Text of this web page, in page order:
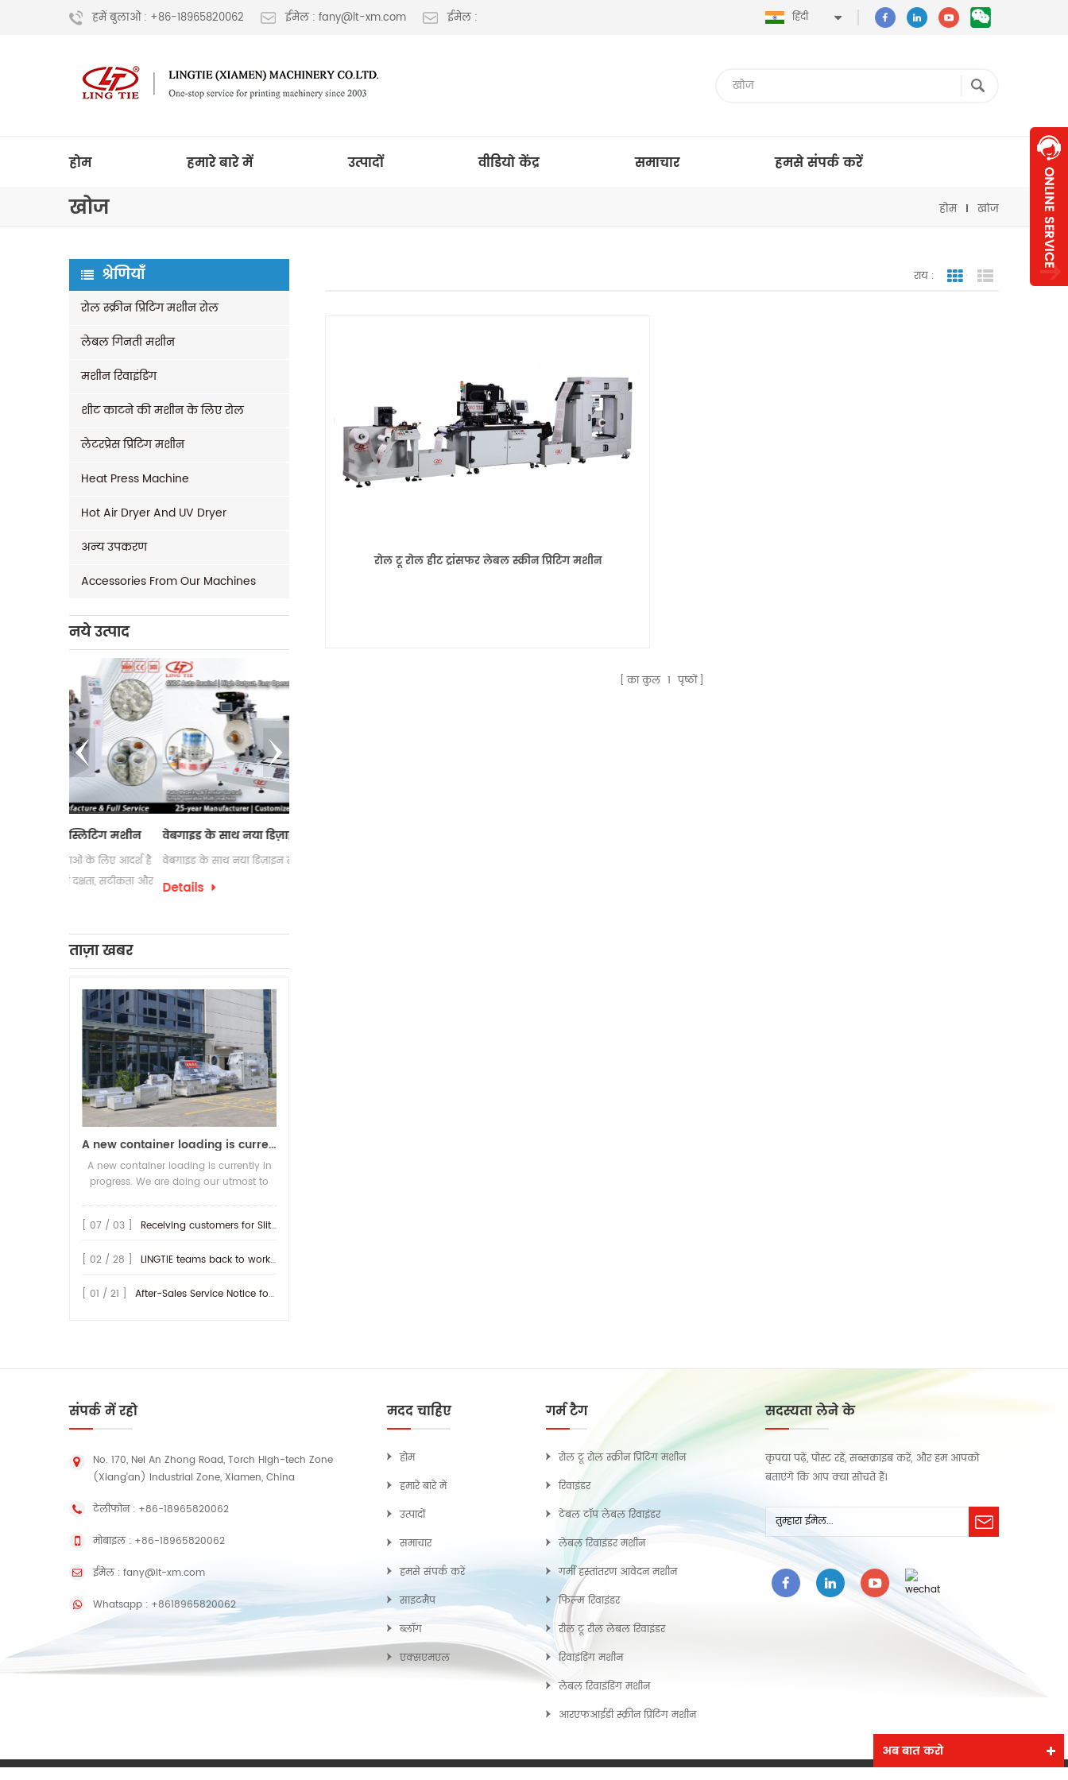
हमें बुलाओ : +86-18965820062 ईमेल : fany@lt-xm.com ईमेल : हिंदी
होम हमारे बारे में उत्पादों वीडियो केंद्र समाचार हमसे संपर्क करें
खोज होम खोज
श्रेणियाँ
रोल स्क्रीन प्रिंटिंग मशीन रोल
लेबल गिनती मशीन
मशीन रिवाइंडिंग
शीट काटने की मशीन के लिए रोल
लेटरप्रेस प्रिंटिंग मशीन
Heat Press Machine
Hot Air Dryer And UV Dryer
अन्य उपकरण
Accessories From Our Machines
नये उत्पाद
सटीकता और
वेबगाइड के साथ नया डिज़ाइन लेबल काउंटर
वेबगाइड के साथ नया डिज़ाइन लेबल काउंटर
Details
ताज़ा खबर
A new container loading is currently in progress.
A new container loading is currently in
progress. We are doing our utmost to
earliest possible time.
[ 07 / 03 ] Receiving customers for Slitting machine with differential Slip Shaft
[ 02 / 28 ] LINGTIE teams back to work at Feb.25th.
[ 01 / 21 ] After-Sales Service Notice for Turkey Region
राय : जाली देखनासूची दृश्य
रोल टू रोल हीट ट्रांसफर लेबल स्क्रीन प्रिंटिंग मशीन
का कुल 1 पृष्ठों
संपर्क में रहो
No. 170, Nei An Zhong Road, Torch High-tech Zone
(Xiang'an) Industrial Zone, Xiamen, China
टेलीफोन : +86-18965820062
मोबाइल : +86-18965820062
ईमेल : fany@lt-xm.com
Whatsapp : +8618965820062
मदद चाहिए
होम
हमारे बारे में
उत्पादों
समाचार
हमसे संपर्क करें
साइटमैप
ब्लॉग
एक्सएमएल
गर्म टैग
रोल टू रोल स्क्रीन प्रिंटिंग मशीन
रिवाइंडर
टेबल टॉप लेबल रिवाइंडर
लेबल रिवाइंडर मशीन
गर्मी हस्तांतरण आवेदन मशीन
फिल्म रिवाइंडर
रील टू रील लेबल रिवाइंडर
रिवाइंडिंग मशीन
लेबल रिवाइंडिंग मशीन
आरएफआईडी स्क्रीन प्रिंटिंग मशीन
सदस्यता लेने के
कृपया पढ़ें, पोस्ट रहें, सब्सक्राइब करें, और हम आपको
बताएंगे कि आप क्या सोचते हैं।
अब बात करो